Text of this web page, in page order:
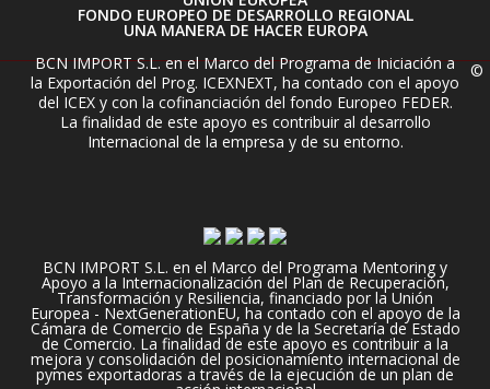
FONDO EUROPEO DE DESARROLLO REGIONAL
UNA MANERA DE HACER EUROPA
BCN IMPORT S.L. en el Marco del Programa de Iniciación a
la Exportación del Prog. ICEXNEXT, ha contado con el apoyo
del ICEX y con la cofinanciación del fondo Europeo FEDER.
La finalidad de este apoyo es contribuir al desarrollo
Internacional de la empresa y de su entorno.
BCN IMPORT S.L. en el Marco del Programa Mentoring y
Apoyo a la Internacionalización del Plan de Recuperación,
Transformación y Resiliencia, financiado por la Unión
Europea - NextGenerationEU, ha contado con el apoyo de la
Cámara de Comercio de España y de la Secretaría de Estado
de Comercio. La finalidad de este apoyo es contribuir a la
mejora y consolidación del posicionamiento internacional de
pymes exportadoras a través de la ejecución de un plan de
©